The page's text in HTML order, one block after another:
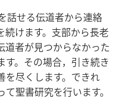
話せる伝道者から連絡
続けます。支部から長老
道者が見つからなかった
す。その場合，引き続き
を尽くします。できれ
聖書研究を行います。